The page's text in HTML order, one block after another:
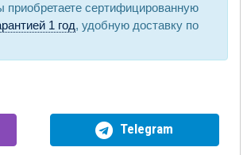
приобретаете сертифицированную
1 год, удобную доставку по
Telegram